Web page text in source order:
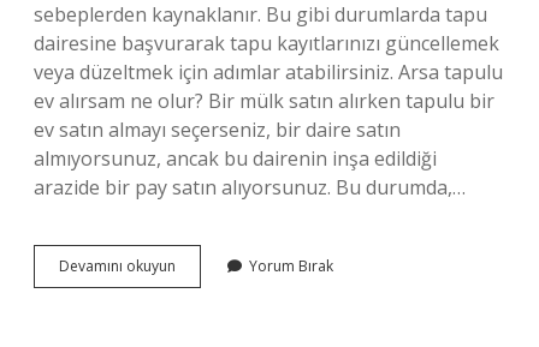
sebeplerden kaynaklanır. Bu gibi durumlarda tapu
dairesine başvurarak tapu kayıtlarınızı güncellemek
veya düzeltmek için adımlar atabilirsiniz. Arsa tapulu
ev alırsam ne olur? Bir mülk satın alırken tapulu bir
ev satın almayı seçerseniz, bir daire satın
almıyorsunuz, ancak bu dairenin inşa edildiği
arazide bir pay satın alıyorsunuz. Bu durumda,…
Devamını okuyun
Tapulu
Yorum Bırak